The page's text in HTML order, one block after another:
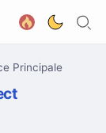
Principale